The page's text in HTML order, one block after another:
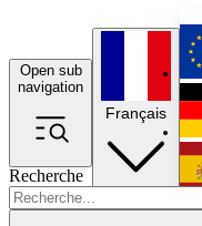
Open sub
navigation
Recherche
Français